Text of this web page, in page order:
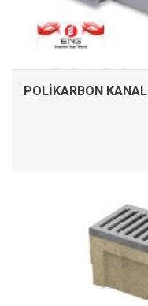
POLIKARBON KANAL